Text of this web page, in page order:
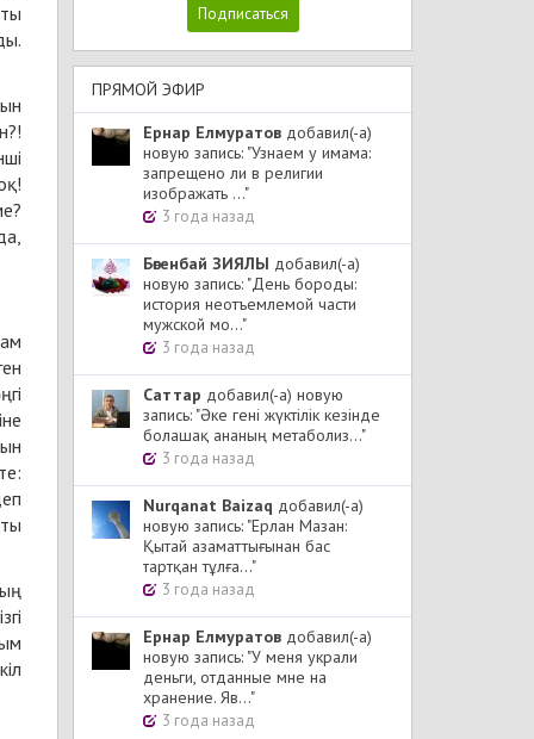
ПРЯМОЙ ЭФИР
Ернар Елмуратов добавил(-а)
новую запись: "Узнаем у имама:
запрещено ли в религии
изображать ..."
3 года назад
Бөгенбай ЗИЯЛЫ добавил(-а)
новую запись: "День бороды:
история неотъемлемой части
мужской мо..."
3 года назад
Cаттар добавил(-а) новую
запись: "Әке гені жүктілік кезінде
болашақ ананың метаболиз..."
3 года назад
Nurqanat Baizaq добавил(-а)
новую запись: "Ерлан Мазан:
Қытай азаматтығынан бас
тартқан тұлға..."
3 года назад
Ернар Елмуратов добавил(-а)
новую запись: "У меня украли
деньги, отданные мне на
хранение. Яв..."
3 года назад